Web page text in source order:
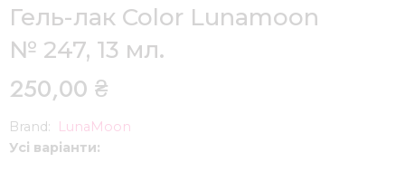
Гель-лак Color Lunamoon
№ 247, 13 мл.
250,00 ₴
Brand:
LunaMoon
Усі варіанти: